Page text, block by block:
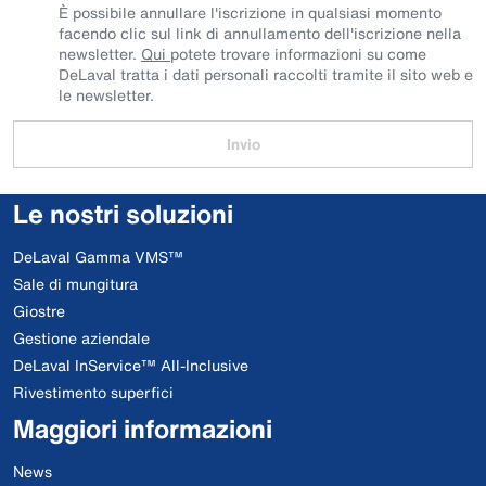
È possibile annullare l'iscrizione in qualsiasi momento
facendo clic sul link di annullamento dell'iscrizione nella
newsletter. Qui potete trovare informazioni su come
DeLaval tratta i dati personali raccolti tramite il sito web e
le newsletter.
Invio
Le nostri soluzioni
DeLaval Gamma VMS™
Sale di mungitura
Giostre
Gestione aziendale
DeLaval InService™ All-Inclusive
Rivestimento superfici
Maggiori informazioni
News